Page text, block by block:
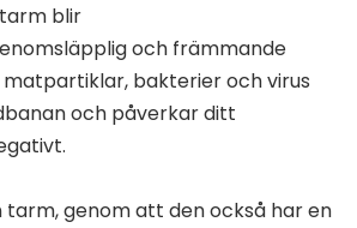
blir
och främmande
matpartiklar, bakterier och virus
och påverkar ditt
tarm, genom att den också har en